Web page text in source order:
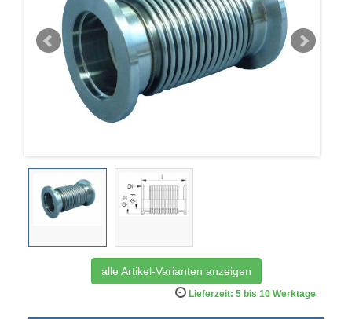
alle Artikel-Varianten anzeigen
Lieferzeit: 5 bis 10 Werktage